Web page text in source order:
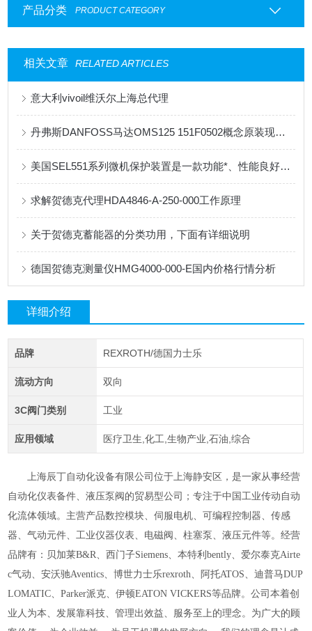
产品分类 PRODUCT CATEGORY
相关文章 RELATED ARTICLES
意大利vivoil维沃尔上海总代理
丹弗斯DANFOSS马达OMS125 151F0502概念原装现货供应
美国SEL551系列微机保护装置是一款功能*、性能良好的电力系统保护设备
求解贺德克代理HDA4846-A-250-000工作原理
关于贺德克蓄能器的分类功用，下面有详细说明
德国贺德克测量仪HMG4000-000-E国内价格行情分析
详细介绍
品牌 REXROTH/德国力士乐
流动方向 双向
3C阀门类别 工业
应用领域 医疗卫生,化工,生物产业,石油,综合
上海辰丁自动化设备有限公司位于上海静安区，是一家从事经营
自动化仪表备件、液压泵阀的贸易型公司；专注于中国工业传动自动
化流体领域。主营产品数控模块、伺服电机、可编程控制器、传感
器、气动元件、工业仪器仪表、电磁阀、柱塞泵、液压元件等。经营
品牌有：贝加莱B&R、西门子Siemens、本特利bently、爱尔泰克Airte
c气动、安沃驰Aventics、博世力士乐rexroth、阿托ATOS、迪普马DUP
LOMATIC、Parker派克、伊顿EATON VICKERS等品牌。公司本着创
业人为本、发展靠科技、管理出效益、服务至上的理念。为广大的顾